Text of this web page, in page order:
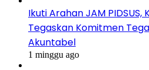
Ikuti Arahan JAM PIDSUS,
Tegaskan Komitmen
Akuntabel
1 minggu ago